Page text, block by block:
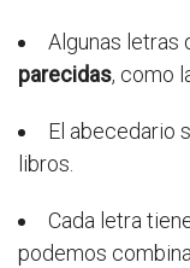
Algunas letras
parecidas, como
El abecedario
libros.
Cada letra
podemos